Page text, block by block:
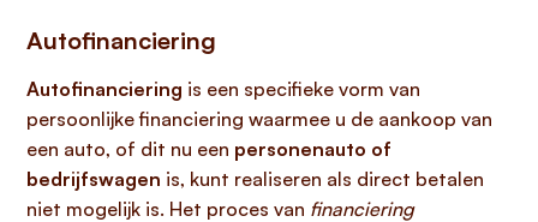
Autofinanciering
Autofinanciering is een specifieke vorm van
persoonlijke financiering waarmee u de aankoop van
een auto, of dit nu een personenauto of
bedrijfswagen is, kunt realiseren als direct betalen
niet mogelijk is. Het proces van financiering